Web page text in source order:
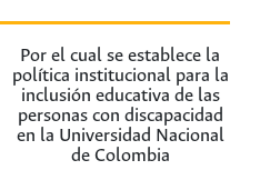
Por el cual se establece la
política institucional para la
inclusión educativa de las
personas con discapacidad
en la Universidad Nacional
de Colombia